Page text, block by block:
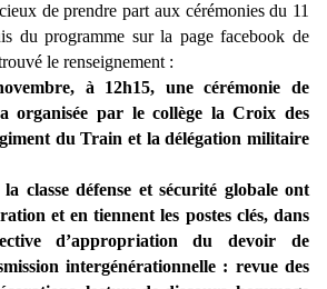
de prendre part aux cérémonies du 11
du programme sur la page facebook de
le renseignement :
à 12h15, une cérémonie de
organisée par le collège la Croix des
du Train et la délégation militaire
classe défense et sécurité globale ont
et en tiennent les postes clés, dans
d’appropriation du devoir de
intergénérationnelle : revue des